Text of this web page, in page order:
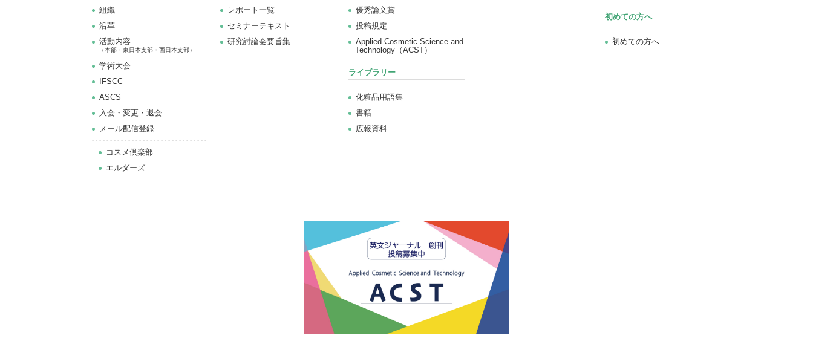
組織
沿革
活動内容
（本部・東日本支部・西日本支部）
学術大会
IFSCC
ASCS
⼊会・変更・退会
メール配信登録
コスメ倶楽部
エルダーズ
レポート一覧
セミナーテキスト
研究討論会要旨集
優秀論文賞
投稿規定
Applied Cosmetic Science and
Technology（ACST）
ライブラリー
化粧品用語集
書籍
広報資料
初めての方へ
初めての方へ